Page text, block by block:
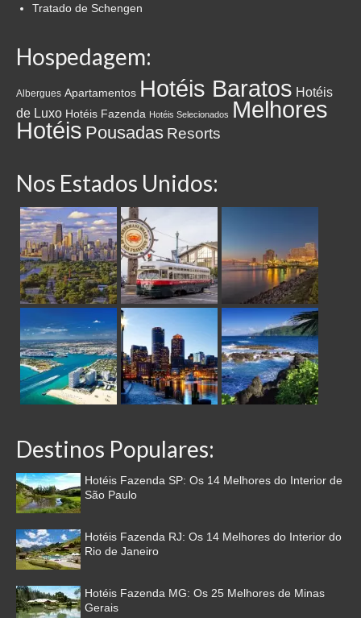
Tratado de Schengen
Hospedagem:
Albergues Apartamentos Hotéis Baratos Hotéis
de Luxo Hotéis Fazenda Hotéis Selecionados Melhores
Hotéis Pousadas Resorts
Nos Estados Unidos:
Destinos Populares:
Hotéis Fazenda SP: Os 14 Melhores do Interior de
São Paulo
Hotéis Fazenda RJ: Os 14 Melhores do Interior do
Rio de Janeiro
Hotéis Fazenda MG: Os 25 Melhores de Minas
Gerais